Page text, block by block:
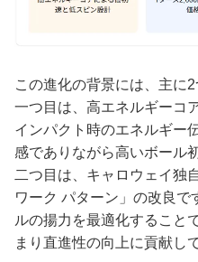
この進化の背景には、主に
一つ目は、高エネルギーコ
インパクト時のエネルギー
感でありながら高いボール
二つ目は、キャロウェイ独
ワーク パターン」の改良
ルの揚力を最適化すること
まり直進性の向上に貢献し